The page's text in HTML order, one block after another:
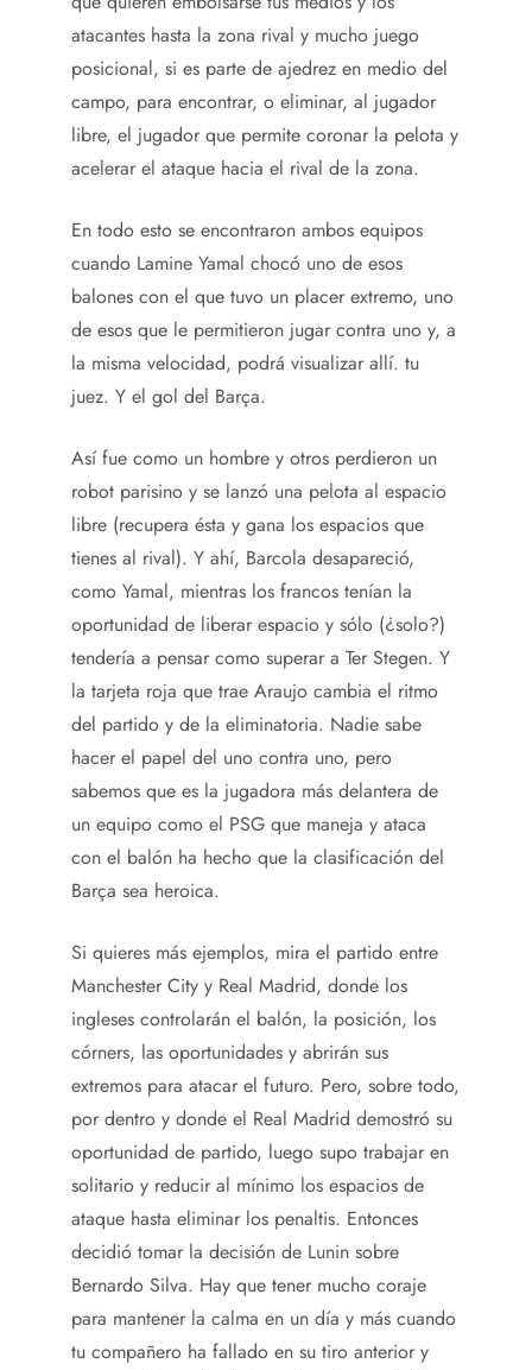
atacantes hasta la zona rival y mucho juego
posicional, si es parte de ajedrez en medio del
campo, para encontrar, o eliminar, al jugador
libre, el jugador que permite coronar la pelota y
acelerar el ataque hacia el rival de la zona.
En todo esto se encontraron ambos equipos
cuando Lamine Yamal chocó uno de esos
balones con el que tuvo un placer extremo, uno
de esos que le permitieron jugar contra uno y, a
la misma velocidad, podrá visualizar allí. tu
juez. Y el gol del Barça.
Así fue como un hombre y otros perdieron un
robot parisino y se lanzó una pelota al espacio
libre (recupera ésta y gana los espacios que
tienes al rival). Y ahí, Barcola desapareció,
como Yamal, mientras los francos tenían la
oportunidad de liberar espacio y sólo (¿solo?)
tendería a pensar como superar a Ter Stegen. Y
la tarjeta roja que trae Araujo cambia el ritmo
del partido y de la eliminatoria. Nadie sabe
hacer el papel del uno contra uno, pero
sabemos que es la jugadora más delantera de
un equipo como el PSG que maneja y ataca
con el balón ha hecho que la clasificación del
Barça sea heroica.
Si quieres más ejemplos, mira el partido entre
Manchester City y Real Madrid, donde los
ingleses controlarán el balón, la posición, los
córners, las oportunidades y abrirán sus
extremos para atacar el futuro. Pero, sobre todo,
por dentro y donde el Real Madrid demostró su
oportunidad de partido, luego supo trabajar en
solitario y reducir al mínimo los espacios de
ataque hasta eliminar los penaltis. Entonces
decidió tomar la decisión de Lunin sobre
Bernardo Silva. Hay que tener mucho coraje
para mantener la calma en un día y más cuando
tu compañero ha fallado en su tiro anterior y